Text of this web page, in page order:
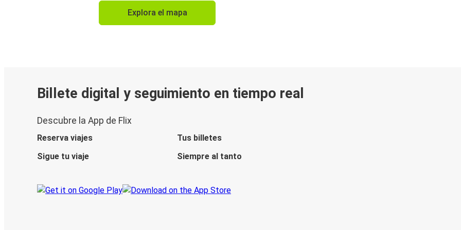
Explora el mapa
Billete digital y seguimiento en tiempo real
Descubre la App de Flix
Reserva viajes
Tus billetes
Sigue tu viaje
Siempre al tanto